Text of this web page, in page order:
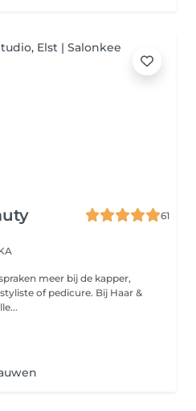
61
meer bij de kapper,
of pedicure. Bij Haar &